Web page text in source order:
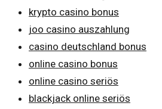
krypto casino bonus
joo casino auszahlung
casino deutschland bonus
online casino bonus
online casino seriös
blackjack online seriös